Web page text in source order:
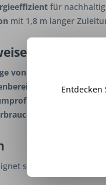
für
mit 1,8 m langer
& Nachteile
von 9.200 mm beachten
geeignet (IP20)
oder Kühlleiste
,
als Varianten mit
sich ideal für:
Entdecken